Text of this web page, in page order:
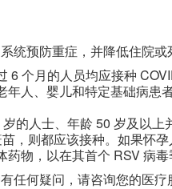
统预防重症，并降低住院或
6 个月的人员均应接种
年人、婴儿和特定基础病患
的人士、年龄 50 岁及以
，则都应该接种。如果怀
药物，以在其首个 RSV 病毒
任何疑问，请咨询您的医疗